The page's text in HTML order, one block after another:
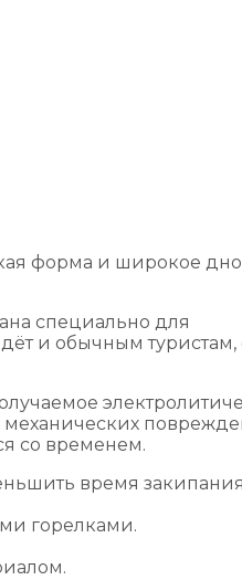
форма и широкое
специально для
и обычным туристам,
механических
со временем.
время
горелками.